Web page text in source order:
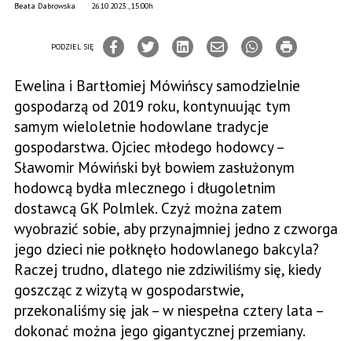
26.10.2023., 15:00h
Beata Dabrowska
PODZIEL SIĘ
Ewelina i Bartłomiej Mówińscy samodzielnie
gospodarzą od 2019 roku, kontynuując tym
samym wieloletnie hodowlane tradycje
gospodarstwa. Ojciec młodego hodowcy –
Sławomir Mówiński był bowiem zasłużonym
hodowcą bydła mlecznego i długoletnim
dostawcą GK Polmlek. Czyż można zatem
wyobrazić sobie, aby przynajmniej jedno z czworga
jego dzieci nie połknęło hodowlanego bakcyla?
Raczej trudno, dlatego nie zdziwiliśmy się, kiedy
goszcząc z wizytą w gospodarstwie,
przekonaliśmy się jak – w niespełna cztery lata –
dokonać można jego gigantycznej przemiany.